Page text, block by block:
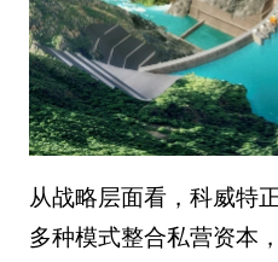
从战略层面看，科威特
多种模式整合私营资本